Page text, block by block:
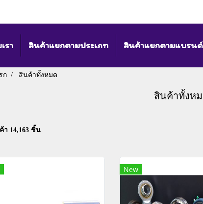
รา สินค้าแยกตามประเภท สินค้าแยกตามแบรนด์
ก สินค้าทั้งหมด
สินค้าทั้งห
า 14,163 ชิ้น
New